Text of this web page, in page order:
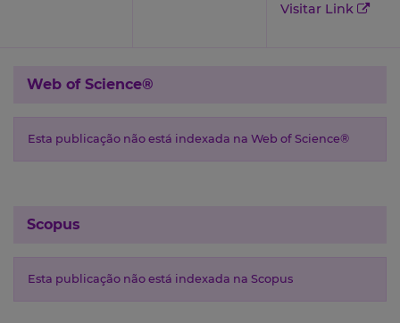
Visitar Link
Web of Science®
Esta publicação não está indexada na Web of Science®
Scopus
Esta publicação não está indexada na Scopus